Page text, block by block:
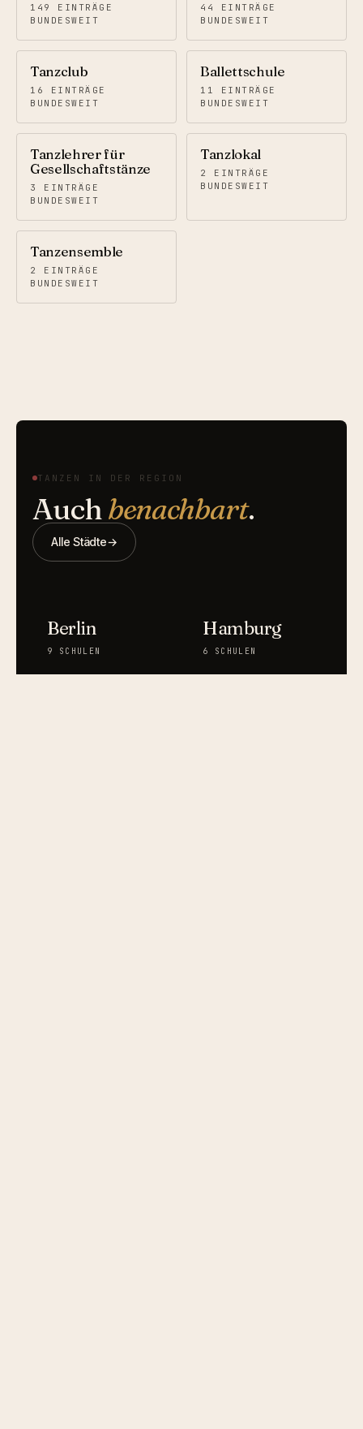
149
EINTRÄGE
BUNDESWEIT
44
EINTRÄGE
BUNDESWEIT
Tanzclub
16
EINTRÄGE
BUNDESWEIT
Ballettschule
11
EINTRÄGE
BUNDESWEIT
Tanzlehrer für
Gesellschaftstänze
3
EINTRÄGE
BUNDESWEIT
Tanzlokal
2
EINTRÄGE
BUNDESWEIT
Tanzensemble
2
EINTRÄGE
BUNDESWEIT
TANZEN IN DER REGION
Auch benachbart.
Alle Städte→
Berlin
9 SCHULEN
Hamburg
6 SCHULEN